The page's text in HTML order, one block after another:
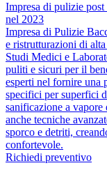
Impresa di pulizie
nel 2023
Impresa di Pulizie
e ristrutturazioni di
Studi Medici e
puliti e sicuri per il
esperti nel fornire una
specifici per superfici
sanificazione a
anche tecniche
sporco e detriti,
confortevole.
Richiedi preventivo